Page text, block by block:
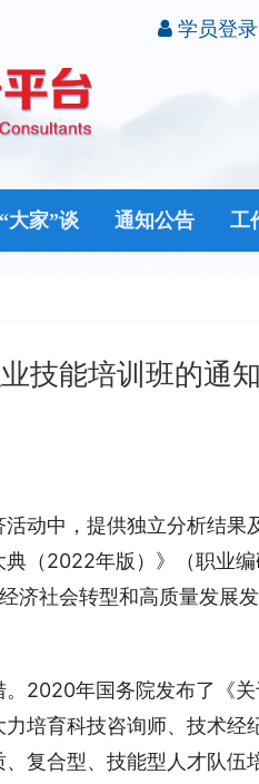
学员登录
大家”谈 通知公告 工
技能培训班的通知
动中，提供独立分析结果
（2022年版）》（职业编
济社会转型和高质量发展
2020年国务院发布了《
培育科技咨询师、技术经
复合型、技能型人才队伍